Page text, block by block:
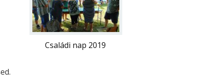
Családi nap 2019